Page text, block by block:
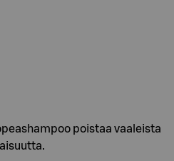
poistaa vaaleista